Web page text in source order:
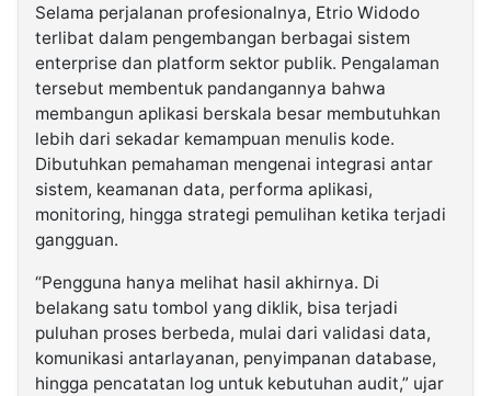
Selama perjalanan profesionalnya, Etrio Widodo
terlibat dalam pengembangan berbagai sistem
enterprise dan platform sektor publik. Pengalaman
tersebut membentuk pandangannya bahwa
membangun aplikasi berskala besar membutuhkan
lebih dari sekadar kemampuan menulis kode.
Dibutuhkan pemahaman mengenai integrasi antar
sistem, keamanan data, performa aplikasi,
monitoring, hingga strategi pemulihan ketika terjadi
gangguan.
“Pengguna hanya melihat hasil akhirnya. Di
belakang satu tombol yang diklik, bisa terjadi
puluhan proses berbeda, mulai dari validasi data,
komunikasi antarlayanan, penyimpanan database,
hingga pencatatan log untuk kebutuhan audit,” ujar